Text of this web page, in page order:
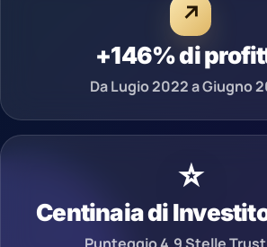
↗
+146% di
Da Lugio 2022 a Giugno
⭐
Centinaia di